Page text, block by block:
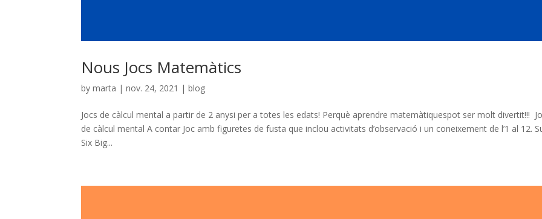
Nous Jocs Matemàtics
bymarta |nov. 24, 2021 |blog
Jocs de càlcul mental a partir de 2 anysi per a totes les edats! Perquè aprendre matemàtiquespot ser molt divertit!!!
de càlcul mental A contar Joc amb figuretes de fusta que inclou activitats d’observació i un coneixement de l’1 al 12.
Six Big...